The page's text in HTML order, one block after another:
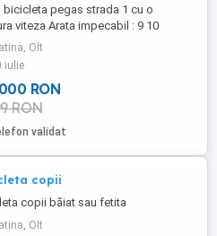
bicicleta pegas strada 1 cu o
viteza Arata impecabil : 9 10
putin nu trimit prin curier, de
din Slatina sau din imprejur , pe
Slatina - Bucuresti PREDARE
Bicicleta este intr-o stare
buna, ca noua.
Olt
iulie
RON
RON
validat
copii
copii băiat sau fetita
Olt